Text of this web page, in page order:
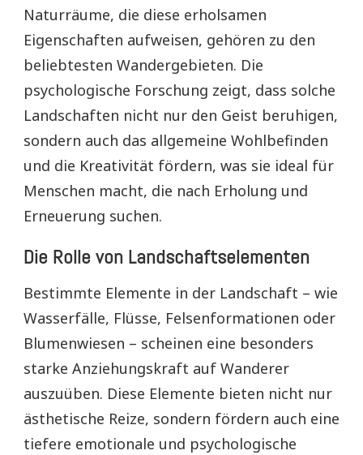
Naturräume, die diese erholsamen
Eigenschaften aufweisen, gehören zu den
beliebtesten Wandergebieten. Die
psychologische Forschung zeigt, dass solche
Landschaften nicht nur den Geist beruhigen,
sondern auch das allgemeine Wohlbefinden
und die Kreativität fördern, was sie ideal für
Menschen macht, die nach Erholung und
Erneuerung suchen.
Die Rolle von Landschaftselementen
Bestimmte Elemente in der Landschaft – wie
Wasserfälle, Flüsse, Felsenformationen oder
Blumenwiesen – scheinen eine besonders
starke Anziehungskraft auf Wanderer
auszuüben. Diese Elemente bieten nicht nur
ästhetische Reize, sondern fördern auch eine
tiefere emotionale und psychologische